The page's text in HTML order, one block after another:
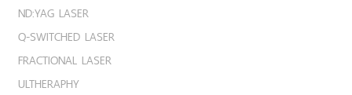
ND:YAG LASER
Q-SWITCHED LASER
FRACTIONAL LASER
ULTHERAPHY